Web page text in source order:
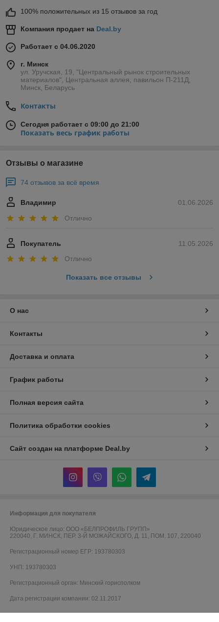
100% положительных из 15 отзывов за год
Компания продает на Deal.by
Работает с 04.06.2020
г. Минск
ул. Уручская, 19, "Центральный рынок строительных
материалов", Центральная аллея, павильон П-211Д,
Минск, Беларусь
Контакты
Сегодня работает с 09:00 до 21:00
Показать весь график работы
Отзывы о магазине
74 отзывов за всё время
01.06.2026
Владимир
Отлично
11.05.2026
Покупатель
Отлично
Показать все отзывы
О нас
Контакты
Доставка и оплата
График работы
Полная версия сайта
Политика обработки cookies
Сайт создан на платформе Deal.by
Информация для покупателя
Юридическое лицо: ООО «БЕЛПРОФИЛЬ ГРУПП»
220040, Г. МИНСК, ПЕР. 3-Й МОЖАЙСКОГО, Д. 11, ПОМ. 107, 220040
Регистрационный номер ЕГР: 193780303
УНП: 193780303
Регистрационный орган: Минский горисполком
Дата регистрации компании: 02.11.2017